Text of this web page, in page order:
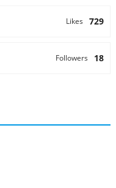
729
Likes
18
Followers